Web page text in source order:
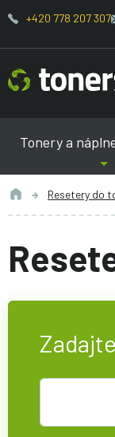
+420 778 207 307
Tonery a
Resetery do